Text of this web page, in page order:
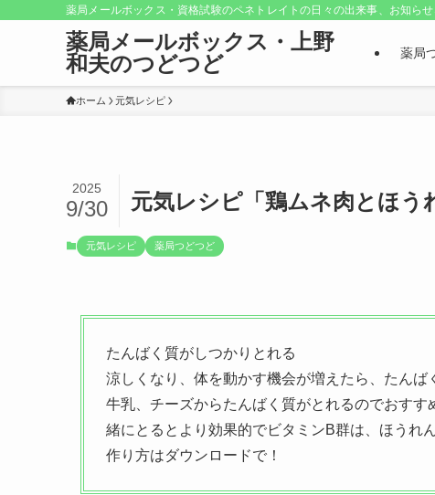
薬局メールボックス・資格試験のペネトレイトの日々の出来事、お知ら
薬局メールボックス・上野
和夫のつどつど
薬局
ホーム 元気レシピ
元気レシピ「鶏ムネ肉とほう
2025
9/30
元気レシピ 薬局つどつど
たんばく質がしつかりとれる
涼しくなり、体を動かす機会が増えたら、たんば
牛乳、チーズからたんばく質がとれるのでおす
緒にとるとより効果的でビタミンB群は、ほうれ
作り方はダウンロードで！